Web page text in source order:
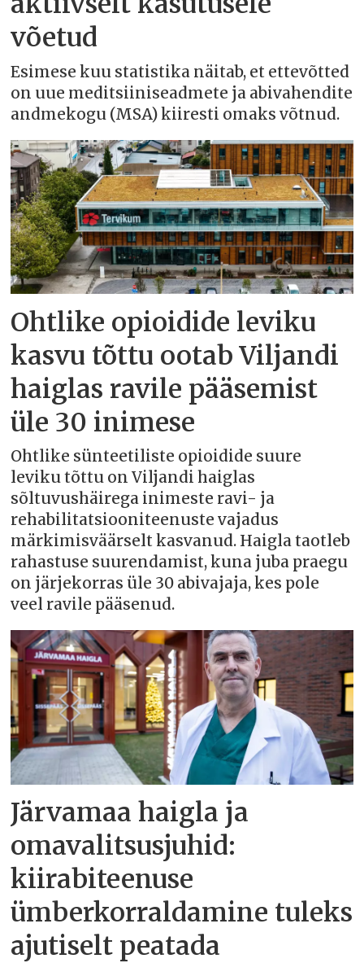
võetud
Esimese kuu statistika näitab, et ettevõtted
on uue meditsiiniseadmete ja abivahendite
andmekogu (MSA) kiiresti omaks võtnud.
Ohtlike opioidide leviku
kasvu tõttu ootab Viljandi
haiglas ravile pääsemist
üle 30 inimese
Ohtlike sünteetiliste opioidide suure
leviku tõttu on Viljandi haiglas
sõltuvushäirega inimeste ravi- ja
rehabilitatsiooniteenuste vajadus
märkimisväärselt kasvanud. Haigla taotleb
rahastuse suurendamist, kuna juba praegu
on järjekorras üle 30 abivajaja, kes pole
veel ravile pääsenud.
Järvamaa haigla ja
omavalitsusjuhid:
kiirabiteenuse
ümberkorraldamine tuleks
ajutiselt peatada